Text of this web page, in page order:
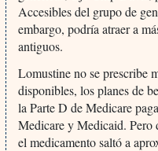
Accesibles del grupo de
embargo, podría atraer a
antiguos.
Lomustine no se prescribe
disponibles, los planes de
la Parte D de Medicare
Medicare y Medicaid. Pero
el medicamento saltó a